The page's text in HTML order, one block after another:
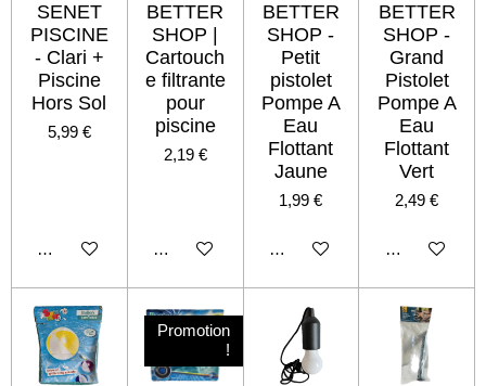
SENET
PISCINE
- Clari +
Piscine
Hors Sol
5,99 €
Ajouter au panier
BETTER
SHOP |
Cartouch
e filtrante
pour
piscine
2,19 €
Ajouter au panier
BETTER
SHOP -
Petit
pistolet
Pompe A
Eau
Flottant
Jaune
1,99 €
Ajouter au panier
BETTER
SHOP -
Grand
Pistolet
Pompe A
Eau
Flottant
Vert
2,49 €
Ajouter au
Promotion
!